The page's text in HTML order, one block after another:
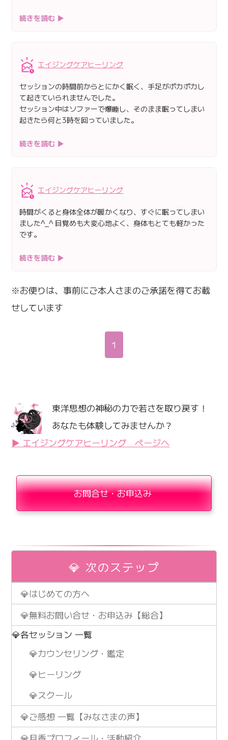
続きを読む ▶
エイジングケアヒーリング
セッションの時間前からとにかく眠く、手足がポカポカし
て起きていられませんでした。
セッション中はソファーで爆睡し、そのまま眠ってしまい
起きたら何と3時を回っていました。
続きを読む ▶
エイジングケアヒーリング
時間がくると身体全体が暖かくなり、すぐに眠ってしまい
ました^_^ 目覚めも大変心地よく、身体もとても軽かった
です。
続きを読む ▶
※お便りは、事前にご本人さまのご承諾を得てお載
せしています
1
東洋思想の神秘の力で若さを取り戻す！
あなたも体験してみませんか？
▶ エイジングケアヒーリング ページへ
お問合せ・お申込み
💎 次のステップ
💎はじめての方へ
💎無料お問い合せ・お申込み【総合】
💎各セッション 一覧
💎カウンセリング・鑑定
💎ヒーリング
💎スクール
💎ご感想 一覧【みなさまの声】